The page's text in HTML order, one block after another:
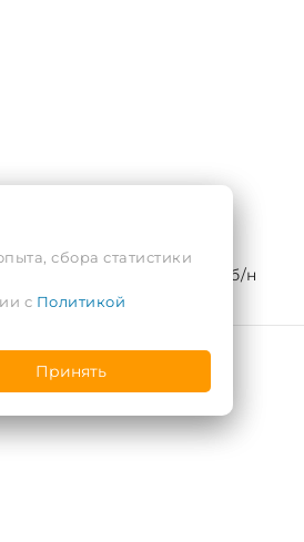
ул. Подгорная, 2, пом. б/н
сбора статистики
с Политикой
Принять